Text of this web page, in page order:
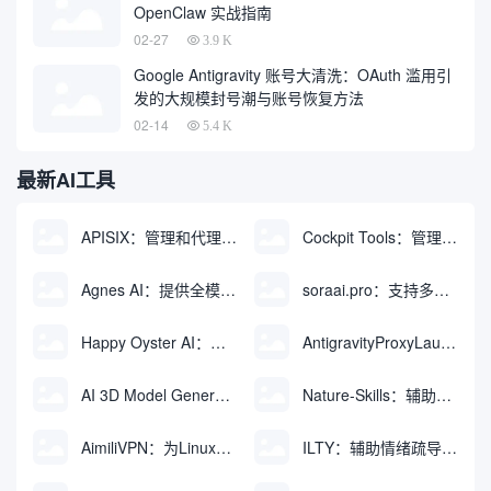
OpenClaw 实战指南
02-27 3.9 K
Google Antigravity 账号大清洗：OAuth 滥用引
发的大规模封号潮与账号恢复方法
02-14 5.4 K
最新AI工具
APISIX：管理和代理API及大模型流量的高性能网关 Cockpit Tools：管理多个AI编程IDE账号与配置多开独立实例的本地桌面应用
Agnes AI：提供全模态模型免费API、支持图文视频生成与复杂工程执行的智能体平台 soraai.pro：支持多模型文字转视频和图像生成的在线创作工具
Happy Oyster AI：生成可交互式3D虚拟世界与视频的大模型 AntigravityProxyLauncher：免TUN全局代理使用Antigravity IDE
AI 3D Model Generator：通过文本和图像快速生成3D模型的在线工具 Nature-Skills：辅助撰写学术论文和绘制科研图表的智能体插件
AimiliVPN：为Linux提供纯净出站家庭IP的VPN代理网关 ILTY：辅助情绪疏导与提供行动建议的AI陪伴工具